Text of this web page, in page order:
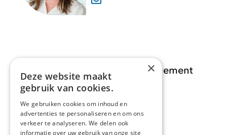
Opdracht Informatiemanagement
Opdrachten
Actueel
×
Deze website maakt
gebruik van cookies.
We gebruiken cookies om inhoud en
advertenties te personaliseren en om ons
verkeer te analyseren. We delen ook
informatie over uw gebruik van onze site